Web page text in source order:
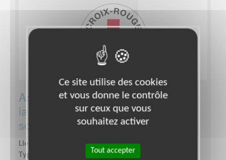
Accueil/ Orientation dans le cadre de
la future ouverture d'une épicerie
solidaire
Lieu :
BREST (29200)
Type :
Accueil, Information
Ce site utilise des cookies
et vous donne le contrôle
sur ceux que vous
souhaitez activer
Tout accepter